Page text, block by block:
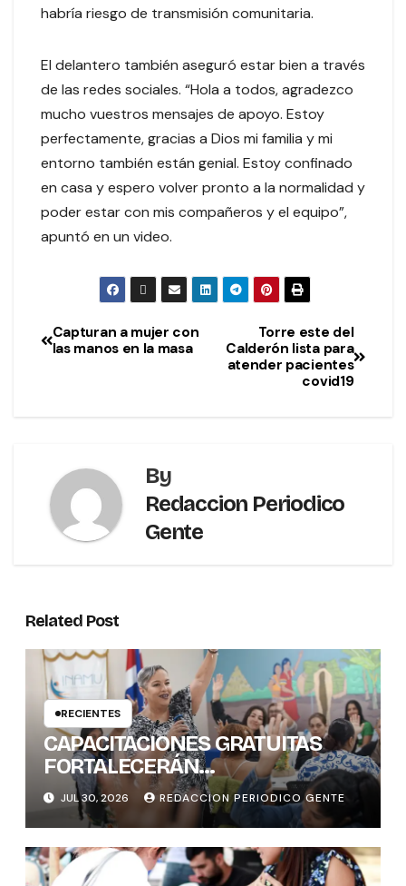
habría riesgo de transmisión comunitaria.
El delantero también aseguró estar bien a través
de las redes sociales. “Hola a todos, agradezco
mucho vuestros mensajes de apoyo. Estoy
perfectamente, gracias a Dios mi familia y mi
entorno también están genial. Estoy confinado
en casa y espero volver pronto a la normalidad y
poder estar con mis compañeros y el equipo”,
apuntó en un video.
Torre este del
Calderón lista para
atender pacientes
covid19
Capturan a mujer con
las manos en la masa
By
Redaccion Periodico
Gente
Related Post
RECIENTES
CAPACITACIONES GRATUITAS
FORTALECERÁN
CONOCIMIENTOS Y
HABILIDADES BLANDAS DE LAS
MUJERES POLÍTICAS
JUL 30, 2026 REDACCION PERIODICO GENTE